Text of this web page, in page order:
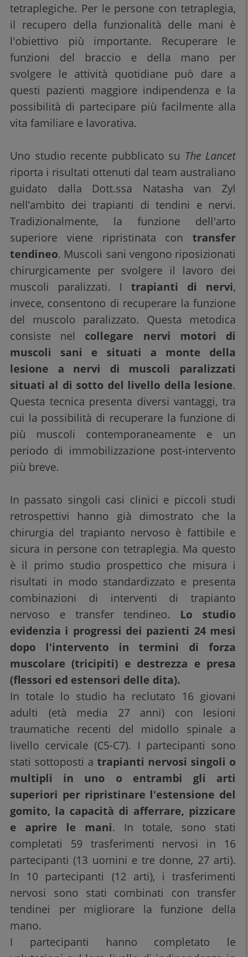
tetraplegiche. Per le persone con tetraplegia,
il recupero della funzionalità delle mani è
l'obiettivo più importante. Recuperare le
funzioni del braccio e della mano per
svolgere le attività quotidiane può dare a
questi pazienti maggiore indipendenza e la
possibilità di partecipare più facilmente alla
vita familiare e lavorativa.
Uno studio recente pubblicato su The Lancet
riporta i risultati ottenuti dal team australiano
guidato dalla Dott.ssa Natasha van Zyl
nell’ambito dei trapianti di tendini e nervi.
Tradizionalmente, la funzione dell'arto
superiore viene ripristinata con transfer
tendineo. Muscoli sani vengono riposizionati
chirurgicamente per svolgere il lavoro dei
muscoli paralizzati. I trapianti di nervi,
invece, consentono di recuperare la funzione
del muscolo paralizzato. Questa metodica
consiste nel collegare nervi motori di
muscoli sani e situati a monte della
lesione a nervi di muscoli paralizzati
situati al di sotto del livello della lesione.
Questa tecnica presenta diversi vantaggi, tra
cui la possibilità di recuperare la funzione di
più muscoli contemporaneamente e un
periodo di immobilizzazione post-intervento
più breve.
In passato singoli casi clinici e piccoli studi
retrospettivi hanno già dimostrato che la
chirurgia del trapianto nervoso è fattibile e
sicura in persone con tetraplegia. Ma questo
è il primo studio prospettico che misura i
risultati in modo standardizzato e presenta
combinazioni di interventi di trapianto
nervoso e transfer tendineo. Lo studio
evidenzia i progressi dei pazienti 24 mesi
dopo l'intervento in termini di forza
muscolare (tricipiti) e destrezza e presa
(flessori ed estensori delle dita).
In totale lo studio ha reclutato 16 giovani
adulti (età media 27 anni) con lesioni
traumatiche recenti del midollo spinale a
livello cervicale (C5-C7). I partecipanti sono
stati sottoposti a trapianti nervosi singoli o
multipli in uno o entrambi gli arti
superiori per ripristinare l'estensione del
gomito, la capacità di afferrare, pizzicare
e aprire le mani. In totale, sono stati
completati 59 trasferimenti nervosi in 16
partecipanti (13 uomini e tre donne, 27 arti).
In 10 partecipanti (12 arti), i trasferimenti
nervosi sono stati combinati con transfer
tendinei per migliorare la funzione della
mano.
I partecipanti hanno completato le